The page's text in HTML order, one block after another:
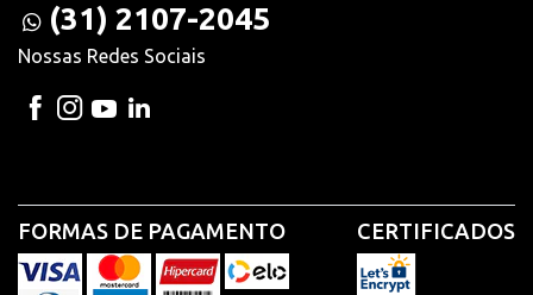
(31) 2107-2045
Nossas Redes Sociais
FORMAS DE PAGAMENTO CERTIFICADOS